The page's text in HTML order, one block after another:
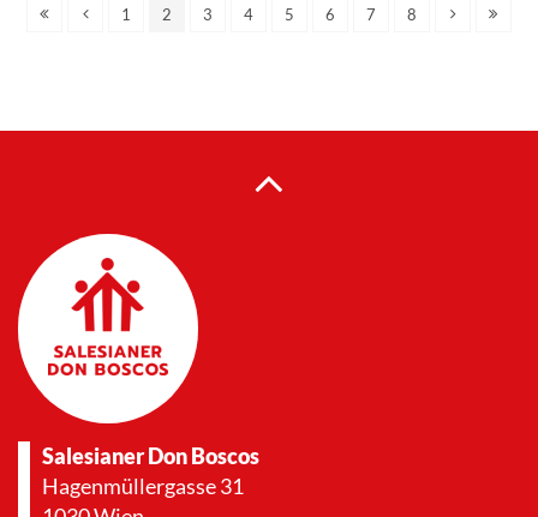
1 2 3 4 5 6 7 8
Salesianer Don Boscos
Hagenmüllergasse 31